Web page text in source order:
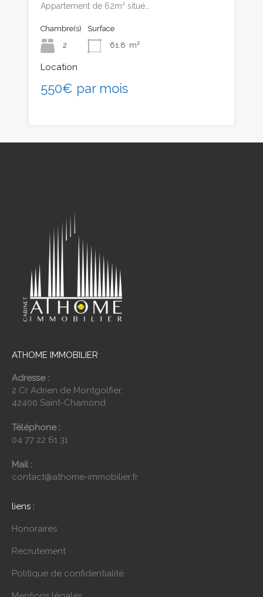
Appartement de 62m² situé…
Chambre(s)
2
Surface
61.8 m²
Location
550€ par mois
ATHOME IMMOBILIER
Adresse :
2 Cr Adrien de Montgolfier,
42400 Saint-Chamond
Téléphone :
04 77 22 61 31
Mail :
contact@athome-immobilier.fr
liens :
Honoraires
Recrutement
Politique de confidentialité